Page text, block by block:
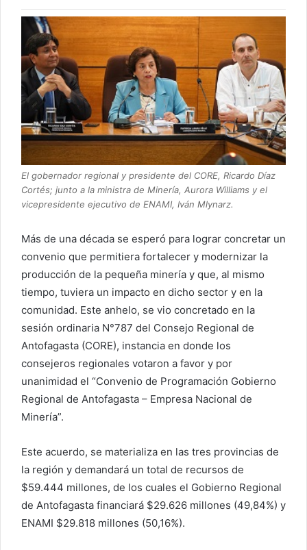
El gobernador regional y presidente del CORE, Ricardo Díaz
Cortés; junto a la ministra de Minería, Aurora Williams y el
vicepresidente ejecutivo de ENAMI, Iván Mlynarz.
Más de una década se esperó para lograr concretar un
convenio que permitiera fortalecer y modernizar la
producción de la pequeña minería y que, al mismo
tiempo, tuviera un impacto en dicho sector y en la
comunidad. Este anhelo, se vio concretado en la
sesión ordinaria N°787 del Consejo Regional de
Antofagasta (CORE), instancia en donde los
consejeros regionales votaron a favor y por
unanimidad el “Convenio de Programación Gobierno
Regional de Antofagasta – Empresa Nacional de
Minería”.
Este acuerdo, se materializa en las tres provincias de
la región y demandará un total de recursos de
$59.444 millones, de los cuales el Gobierno Regional
de Antofagasta financiará $29.626 millones (49,84%) y
ENAMI $29.818 millones (50,16%).